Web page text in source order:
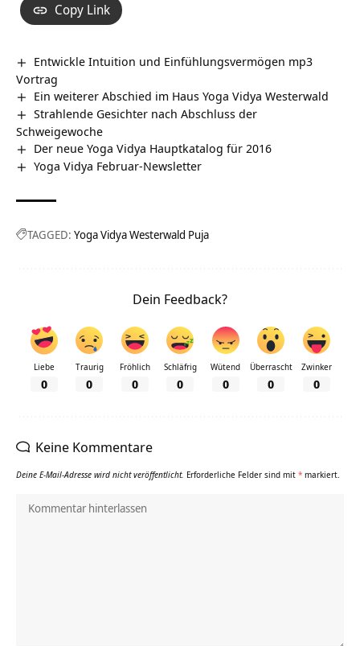
Copy Link
Entwickle Intuition und Einfühlungsvermögen mp3
Vortrag
Ein weiterer Abschied im Haus Yoga Vidya Westerwald
Strahlende Gesichter nach Abschluss der
Schweigewoche
Der neue Yoga Vidya Hauptkatalog für 2016
Yoga Vidya Februar-Newsletter
TAGGED: Yoga Vidya Westerwald Puja
Dein Feedback?
Liebe
0
Traurig
0
Fröhlich
0
Schläfrig
0
Wütend
0
Überrascht
0
Zwinker
0
Keine Kommentare
Deine E-Mail-Adresse wird nicht veröffentlicht. Erforderliche Felder sind mit * markiert.